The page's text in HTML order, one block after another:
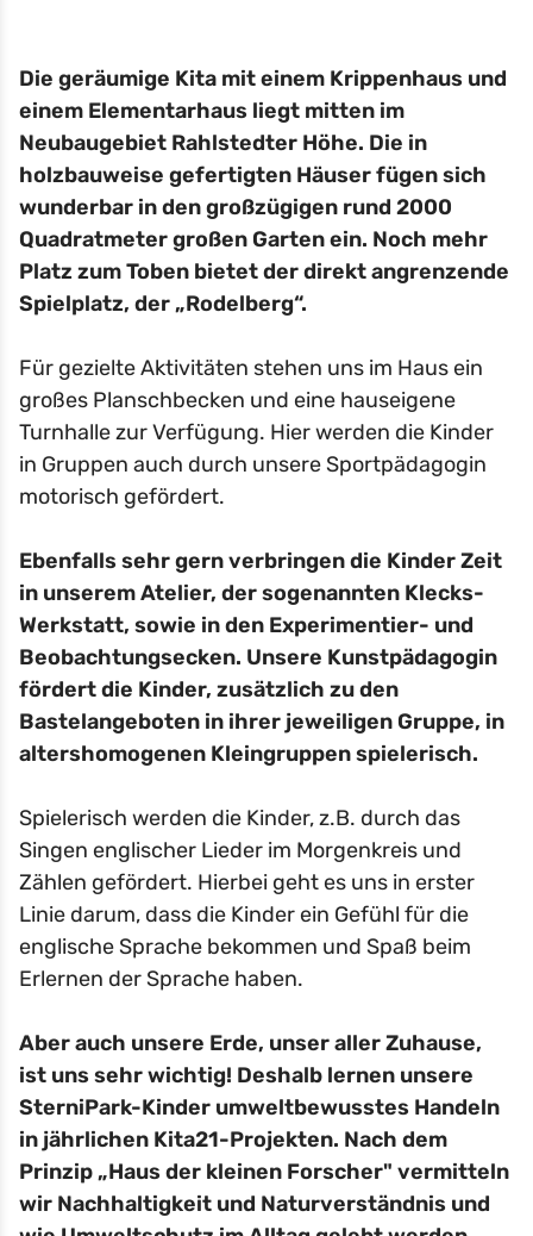
Die geräumige Kita mit einem Krippenhaus und
einem Elementarhaus liegt mitten im
Neubaugebiet Rahlstedter Höhe. Die in
holzbauweise gefertigten Häuser fügen sich
wunderbar in den großzügigen rund 2000
Quadratmeter großen Garten ein. Noch mehr
Platz zum Toben bietet der direkt angrenzende
Spielplatz, der „Rodelberg“.
Für gezielte Aktivitäten stehen uns im Haus ein
großes Planschbecken und eine hauseigene
Turnhalle zur Verfügung. Hier werden die Kinder
in Gruppen auch durch unsere Sportpädagogin
motorisch gefördert.
Ebenfalls sehr gern verbringen die Kinder Zeit
in unserem Atelier, der sogenannten Klecks-
Werkstatt, sowie in den Experimentier- und
Beobachtungsecken. Unsere Kunstpädagogin
fördert die Kinder, zusätzlich zu den
Bastelangeboten in ihrer jeweiligen Gruppe, in
altershomogenen Kleingruppen spielerisch.
Spielerisch werden die Kinder, z.B. durch das
Singen englischer Lieder im Morgenkreis und
Zählen gefördert. Hierbei geht es uns in erster
Linie darum, dass die Kinder ein Gefühl für die
englische Sprache bekommen und Spaß beim
Erlernen der Sprache haben.
Aber auch unsere Erde, unser aller Zuhause,
ist uns sehr wichtig! Deshalb lernen unsere
SterniPark-Kinder umweltbewusstes Handeln
in jährlichen Kita21-Projekten. Nach dem
Prinzip „Haus der kleinen Forscher" vermitteln
wir Nachhaltigkeit und Naturverständnis und